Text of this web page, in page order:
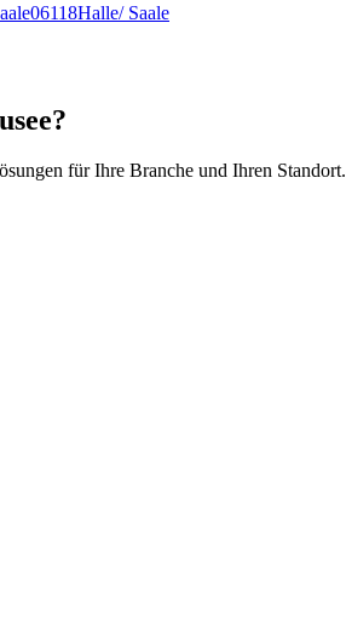
06118Halle/ Saale
für Ihre Branche und Ihren Standort.